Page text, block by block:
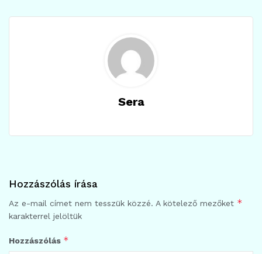
Sera
Hozzászólás írása
Az e-mail címet nem tesszük közzé. A kötelező mezőket *
karakterrel jelöltük
Hozzászólás *